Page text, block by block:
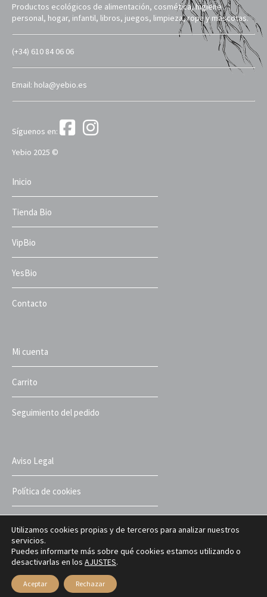
Productos ecológicos de alimentación, cosmética, higiene
personal, hogar, infantil, libros, juegos, limpieza, ropa y mascotas.
(+34) 610 84 06 06
Email: hola@yebio.es
Síguenos en:
Yebio 2025 ©
Inicio
Tienda Bio
VipBio
YesBio
Contacto
Mi cuenta
Carrito
Seguimiento del pedido
Aviso Legal
Política de cookies
Términos y condiciones
Utilizamos cookies propias y de terceros para analizar nuestros
servicios.
Puedes informarte más sobre qué cookies estamos utilizando o
desactivarlas en los AJUSTES.
Aceptar Rechazar